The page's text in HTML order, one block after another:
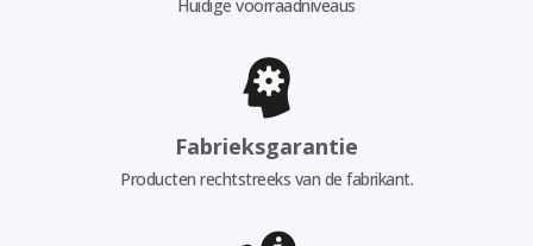
Huidige voorraadniveaus
Fabrieksgarantie
Producten rechtstreeks van de fabrikant.